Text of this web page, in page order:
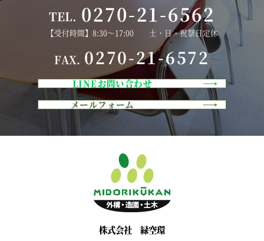
TEL. 0270-21-6562
【受付時間】8:30～17:00 土・日・祝祭日定休
FAX. 0270-21-6572
LINEお問い合わせ
メールフォーム
株式会社 緑空環